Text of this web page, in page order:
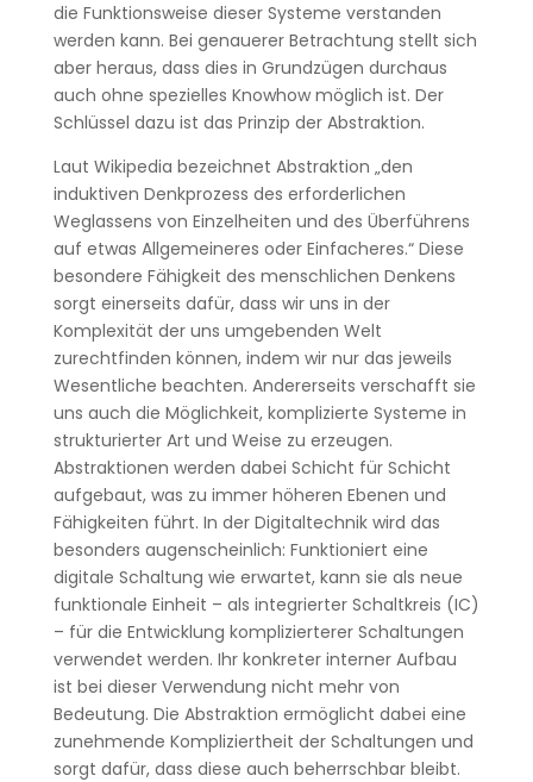
die Funktionsweise dieser Systeme verstanden
werden kann. Bei genauerer Betrachtung stellt sich
aber heraus, dass dies in Grundzügen durchaus
auch ohne spezielles Knowhow möglich ist. Der
Schlüssel dazu ist das Prinzip der Abstraktion.
Laut Wikipedia bezeichnet Abstraktion „den
induktiven Denkprozess des erforderlichen
Weglassens von Einzelheiten und des Überführens
auf etwas Allgemeineres oder Einfacheres.“ Diese
besondere Fähigkeit des menschlichen Denkens
sorgt einerseits dafür, dass wir uns in der
Komplexität der uns umgebenden Welt
zurechtfinden können, indem wir nur das jeweils
Wesentliche beachten. Andererseits verschafft sie
uns auch die Möglichkeit, komplizierte Systeme in
strukturierter Art und Weise zu erzeugen.
Abstraktionen werden dabei Schicht für Schicht
aufgebaut, was zu immer höheren Ebenen und
Fähigkeiten führt. In der Digitaltechnik wird das
besonders augenscheinlich: Funktioniert eine
digitale Schaltung wie erwartet, kann sie als neue
funktionale Einheit – als integrierter Schaltkreis (IC)
– für die Entwicklung komplizierterer Schaltungen
verwendet werden. Ihr konkreter interner Aufbau
ist bei dieser Verwendung nicht mehr von
Bedeutung. Die Abstraktion ermöglicht dabei eine
zunehmende Kompliziertheit der Schaltungen und
sorgt dafür, dass diese auch beherrschbar bleibt.